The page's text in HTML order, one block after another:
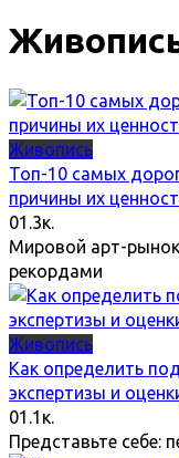
Живопись
Топ-10 самых
причины их
01.3к.
Мировой арт-
рекордами
Живопись
Как определить
экспертизы и
01.1к.
Представьте себе: